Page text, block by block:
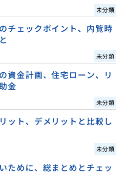
未分類
チェックポイント、内覧時
未分類
資金計画、住宅ローン、リ
金
未分類
ット、デメリットと比較し
未分類
ために、総まとめとチェッ